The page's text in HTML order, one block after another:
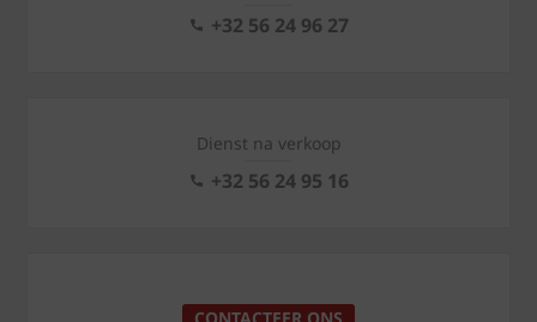
+32 56 24 96 27
Dienst na verkoop
+32 56 24 95 16
CONTACTEER ONS